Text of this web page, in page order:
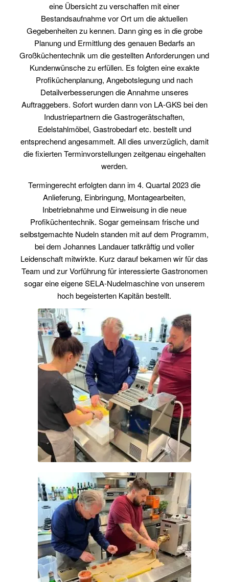
eine Übersicht zu verschaffen mit einer
Bestandsaufnahme vor Ort um die aktuellen
Gegebenheiten zu kennen. Dann ging es in die grobe
Planung und Ermittlung des genauen Bedarfs an
Großküchentechnik um die gestellten Anforderungen und
Kundenwünsche zu erfüllen. Es folgten eine exakte
Profiküchenplanung, Angebotslegung und nach
Detailverbesserungen die Annahme unseres
Auftraggebers. Sofort wurden dann von LA-GKS bei den
Industriepartnern die Gastrogerätschaften,
Edelstahlmöbel, Gastrobedarf etc. bestellt und
entsprechend angesammelt. All dies unverzüglich, damit
die fixierten Terminvorstellungen zeitgenau eingehalten
werden.
Termingerecht erfolgten dann im 4. Quartal 2023 die
Anlieferung, Einbringung, Montagearbeiten,
Inbetriebnahme und Einweisung in die neue
Profiküchentechnik. Sogar gemeinsam frische und
selbstgemachte Nudeln standen mit auf dem Programm,
bei dem Johannes Landauer tatkräftig und voller
Leidenschaft mitwirkte. Kurz darauf bekamen wir für das
Team und zur Vorführung für interessierte Gastronomen
sogar eine eigene SELA-Nudelmaschine von unserem
hoch begeisterten Kapitän bestellt.